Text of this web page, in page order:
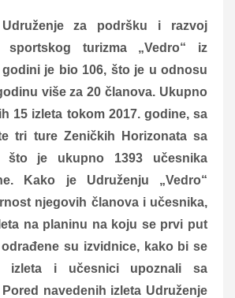
za podršku i razvoj
sportskog turizma „Vedro“ iz
godini je bio 106, što je u odnosu
više za 20 članova. Ukupno
15 izleta tokom 2017. godine, sa
tri ture Zeničkih Horizonata sa
što je ukupno 1393 učesnika
Kako je Udruženju „Vedro“
njegovih članova i učesnika,
na planinu na koju se prvi put
su izvidnice, kako bi se
izleta i učesnici upoznali sa
navedenih izleta Udruženje